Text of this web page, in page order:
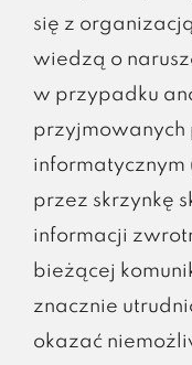
się z
wiedzą o
w przypadku
przyjmowanych
przez skrzynkę
informacji
bieżącej
znacznie
okazać